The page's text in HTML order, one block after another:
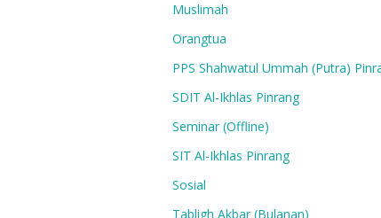
Muslimah
Orangtua
PPS Shahwatul Ummah (Putra)
SDIT Al-Ikhlas Pinrang
Seminar (Offline)
SIT Al-Ikhlas Pinrang
Sosial
Tabligh Akbar (Bulanan)